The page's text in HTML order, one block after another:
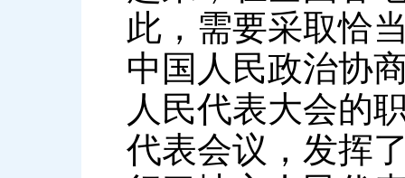
此，需要采取恰
中国人民政治协
人民代表大会的
代表会议，发挥